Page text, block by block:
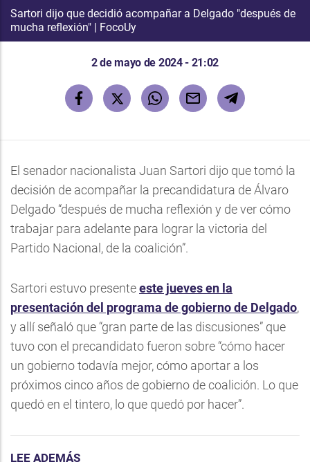
Sartori dijo que decidió acompañar a Delgado "después de
mucha reflexión" | FocoUy
2 de mayo de 2024 - 21:02
El senador nacionalista Juan Sartori dijo que tomó la
decisión de acompañar la precandidatura de Álvaro
Delgado “después de mucha reflexión y de ver cómo
trabajar para adelante para lograr la victoria del
Partido Nacional, de la coalición”.
Sartori estuvo presenteeste jueves en la
presentación del programa de gobierno de Delgado,
y allí señaló que “gran parte de las discusiones” que
tuvo con el precandidato fueron sobre “cómo hacer
un gobierno todavía mejor, cómo aportar a los
próximos cinco años de gobierno de coalición. Lo que
quedó en el tintero, lo que quedó por hacer”.
LEE ADEMÁS